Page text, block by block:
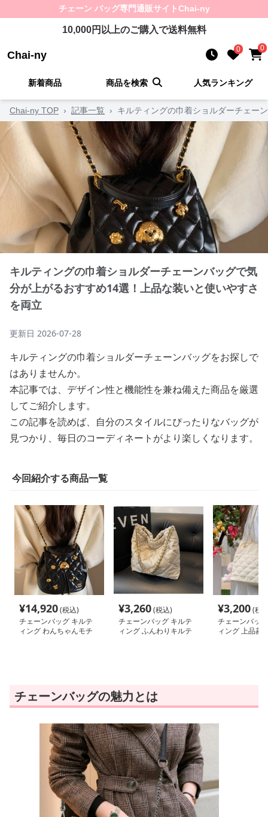
チェーン バッグ専門通販サイトChai-ny
10,000円以上のご購入で送料無料
Chai-ny 0 0
新着商品 商品を検索 人気ランキング
Chai-ny TOP › 記事一覧 › キルティングの巾着ショルダーチェー
キルティングの巾着ショルダーチェーンバッグで気
分が上がるおすすめ14選！上品な装いと使いやすさ
を両立
更新日 2026-07-28
キルティングの巾着ショルダーチェーンバッグをお探しで
はありませんか。
本記事では、デザイン性と機能性を兼ね備えた商品を厳選
してご紹介します。
この記事を読めば、自分のスタイルにぴったりなバッグが
見つかり、毎日のコーディネートがより楽しくなります。
今回紹介する商品一覧
¥14,920(税込)
チェーンバッグ キルテ
ィング わんちゃんモチ
¥3,260(税込)
チェーンバッグ キルテ
ィング ふんわりキルテ
¥3,200(税
チェーンバッ
ィング 上品菱
チェーンバッグの魅力とは